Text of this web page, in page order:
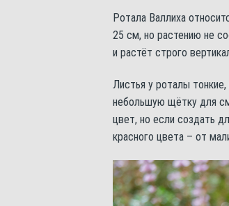
Ротала Валлиха
25 см, но растению не
и растёт строго
Листья у роталы
небольшую щётку для
цвет, но если создать
красного цвета – от